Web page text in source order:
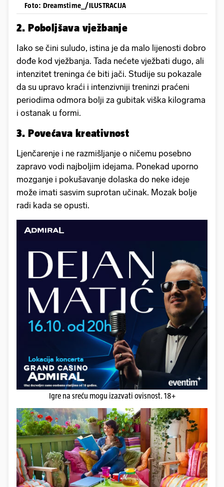
Foto: Dreamstime_/ILUSTRACIJA
2. Poboljšava vježbanje
Iako se čini suludo, istina je da malo lijenosti dobro
dođe kod vježbanja. Tada nećete vježbati dugo, ali
intenzitet treninga će biti jači. Studije su pokazale
da su upravo kraći i intenzivniji treninzi praćeni
periodima odmora bolji za gubitak viška kilograma
i ostanak u formi.
3. Povećava kreativnost
Ljenčarenje i ne razmišljanje o ničemu posebno
zapravo vodi najboljim idejama. Ponekad uporno
mozganje i pokušavanje dolaska do neke ideje
može imati sasvim suprotan učinak. Mozak bolje
radi kada se opusti.
Igre na sreću mogu izazvati ovisnost. 18+